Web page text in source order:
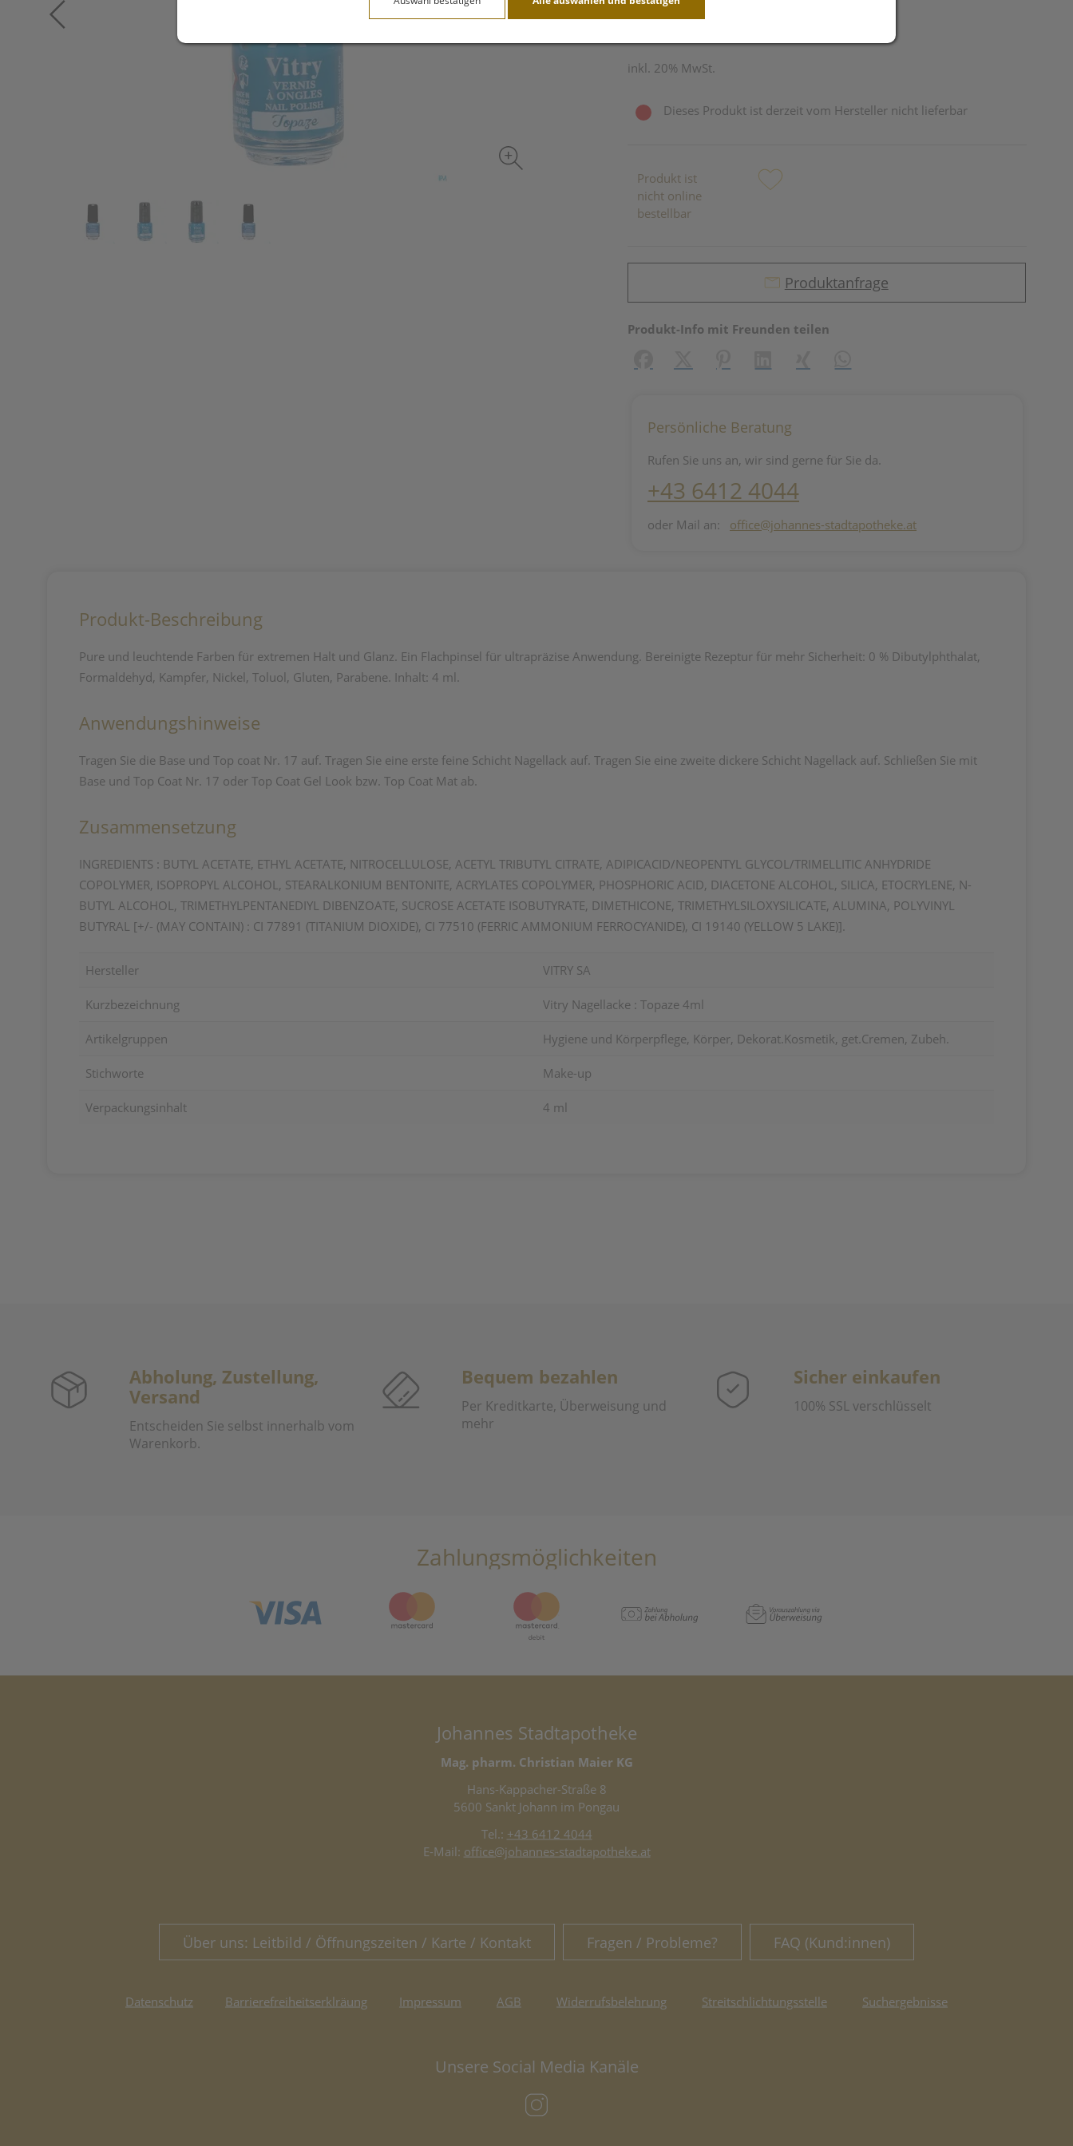
inkl. 20% MwSt.
Dieses Produkt ist derzeit vom Hersteller nicht lieferbar
Produkt ist
nicht online
bestellbar
Produktanfrage
Produkt-Info mit Freunden teilen
Persönliche Beratung
Rufen Sie uns an, wir sind gerne für Sie da.
+43 6412 4044
oder Mail an: office@johannes-stadtapotheke.at
Produkt-Beschreibung
Pure und leuchtende Farben für extremen Halt und Glanz. Ein Flachpinsel für ultrapräzise Anwendung. Bereinigte Rezeptur für mehr Sicherheit: 0 % Dibutylphthalat,
Formaldehyd, Kampfer, Nickel, Toluol, Gluten, Parabene. Inhalt: 4 ml.
Anwendungshinweise
Tragen Sie die Base und Top coat Nr. 17 auf. Tragen Sie eine erste feine Schicht Nagellack auf. Tragen Sie eine zweite dickere Schicht Nagellack auf. Schließen Sie mit
Base und Top Coat Nr. 17 oder Top Coat Gel Look bzw. Top Coat Mat ab.
Zusammensetzung
INGREDIENTS : BUTYL ACETATE, ETHYL ACETATE, NITROCELLULOSE, ACETYL TRIBUTYL CITRATE, ADIPICACID/NEOPENTYL GLYCOL/TRIMELLITIC ANHYDRIDE
COPOLYMER, ISOPROPYL ALCOHOL, STEARALKONIUM BENTONITE, ACRYLATES COPOLYMER, PHOSPHORIC ACID, DIACETONE ALCOHOL, SILICA, ETOCRYLENE, N-
BUTYL ALCOHOL, TRIMETHYLPENTANEDIYL DIBENZOATE, SUCROSE ACETATE ISOBUTYRATE, DIMETHICONE, TRIMETHYLSILOXYSILICATE, ALUMINA, POLYVINYL
BUTYRAL [+/- (MAY CONTAIN) : CI 77891 (TITANIUM DIOXIDE), CI 77510 (FERRIC AMMONIUM FERROCYANIDE), CI 19140 (YELLOW 5 LAKE)].
Hersteller VITRY SA
Kurzbezeichnung Vitry Nagellacke : Topaze 4ml
Artikelgruppen Hygiene und Körperpflege, Körper, Dekorat.Kosmetik, get.Cremen, Zubeh.
Stichworte Make-up
Verpackungsinhalt 4 ml
Abholung, Zustellung,
Versand
Entscheiden Sie selbst innerhalb vom
Warenkorb.
Bequem bezahlen
Per Kreditkarte, Überweisung und
mehr
Sicher einkaufen
100% SSL verschlüsselt
Zahlungsmöglichkeiten
Johannes Stadtapotheke
Mag. pharm. Christian Maier KG
Hans-Kappacher-Straße 8
5600 Sankt Johann im Pongau
Tel.: +43 6412 4044
E-Mail: office@johannes-stadtapotheke.at
Über uns: Leitbild / Öffnungszeiten / Karte / Kontakt Fragen / Probleme? FAQ (Kund:innen)
Datenschutz Barrierefreiheitserklräung Impressum AGB Widerrufsbelehrung Streitschlichtungsstelle Suchergebnisse
Unsere Social Media Kanäle